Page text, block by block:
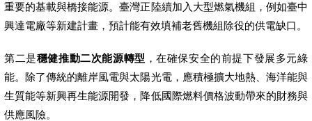
重要的基載與橋接能源。臺灣正陸續加入大型燃氣機組，例如臺中
興達電廠等新建計畫，預計能有效填補老舊機組除役的供電缺口。
第二是穩健推動二次能源轉型 ，在確保安全的前提下發展多元綠
能。除了傳統的離岸風電與太陽光電，應積極擴大地熱、海洋能與
生質能等新興再生能源開發，降低國際燃料價格波動帶來的財務與
供應風險。